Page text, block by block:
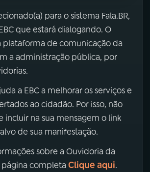
para o sistema Fala.BR,
que estará dialogando. O
plataforma de comunicação da
a administração pública, por
a EBC a melhorar os serviços e
ao cidadão. Por isso, não
incluir na sua mensagem o link
de sua manifestação.
sobre a Ouvidoria da
página completa Clique aqui.